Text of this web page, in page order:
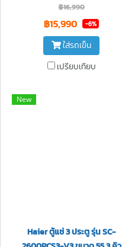
฿16,990
฿15,990 -6%
ใส่รถเข็น
เปรียบเทียบ
New
Haier ตู้แช่ 3 ประตู รุ่น SC-